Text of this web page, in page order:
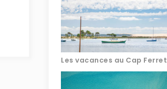
Les vacances au Cap Ferret